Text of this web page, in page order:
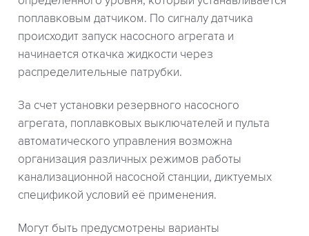
поплавковым датчиком. По сигналу датчика
происходит запуск насосного агрегата и
начинается откачка жидкости через
распределительные патрубки.
За счет установки резервного насосного
агрегата, поплавковых выключателей и пульта
автоматического управления возможна
организация различных режимов работы
канализационной насосной станции, диктуемых
спецификой условий её применения.
Могут быть предусмотрены варианты